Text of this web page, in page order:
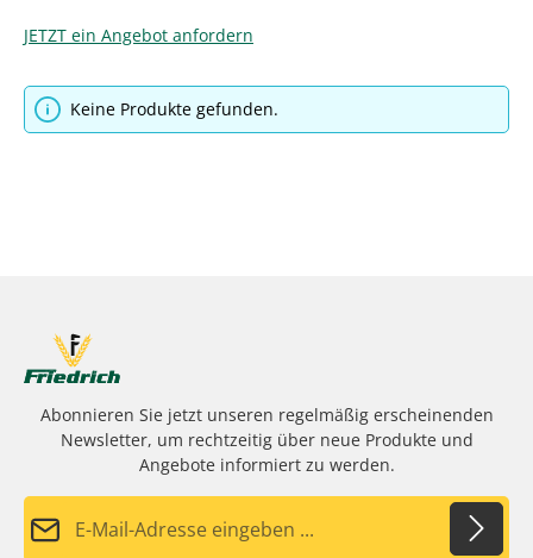
JETZT ein Angebot anfordern
Keine Produkte gefunden.
Abonnieren Sie jetzt unseren regelmäßig erscheinenden
Newsletter, um rechtzeitig über neue Produkte und
Angebote informiert zu werden.
E-Mail-Adresse*